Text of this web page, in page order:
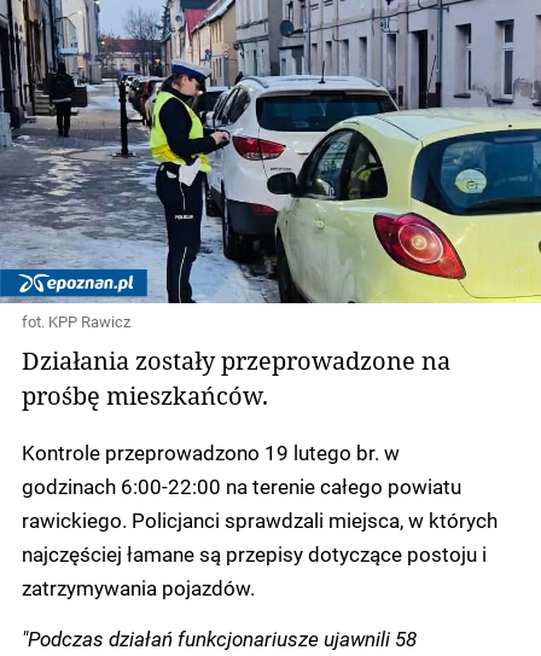
fot. KPP Rawicz
Działania zostały przeprowadzone na
prośbę mieszkańców.
Kontrole przeprowadzono 19 lutego br. w
godzinach 6:00-22:00 na terenie całego powiatu
rawickiego. Policjanci sprawdzali miejsca, w których
najczęściej łamane są przepisy dotyczące postoju i
zatrzymywania pojazdów.
"Podczas działań funkcjonariusze ujawnili 58